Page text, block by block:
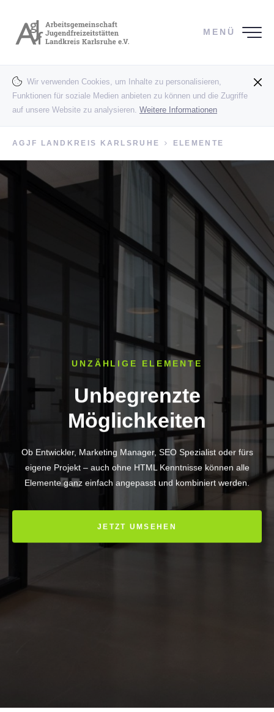
MENÜ
Wir verwenden Cookies, um Inhalte zu personalisieren,
Funktionen für soziale Medien anbieten zu können und die Zugriffe
auf unsere Website zu analysieren. Weitere Informationen
AGJF LANDKREIS KARLSRUHE ELEMENTE
UNZÄHLIGE ELEMENTE
Unbegrenzte
Möglichkeiten
Ob Entwickler, Marketing Manager, SEO Spezialist oder fürs
eigene Projekt – auch ohne HTML Kenntnisse können alle
Elemente ganz einfach angepasst und kombiniert werden.
JETZT UMSEHEN